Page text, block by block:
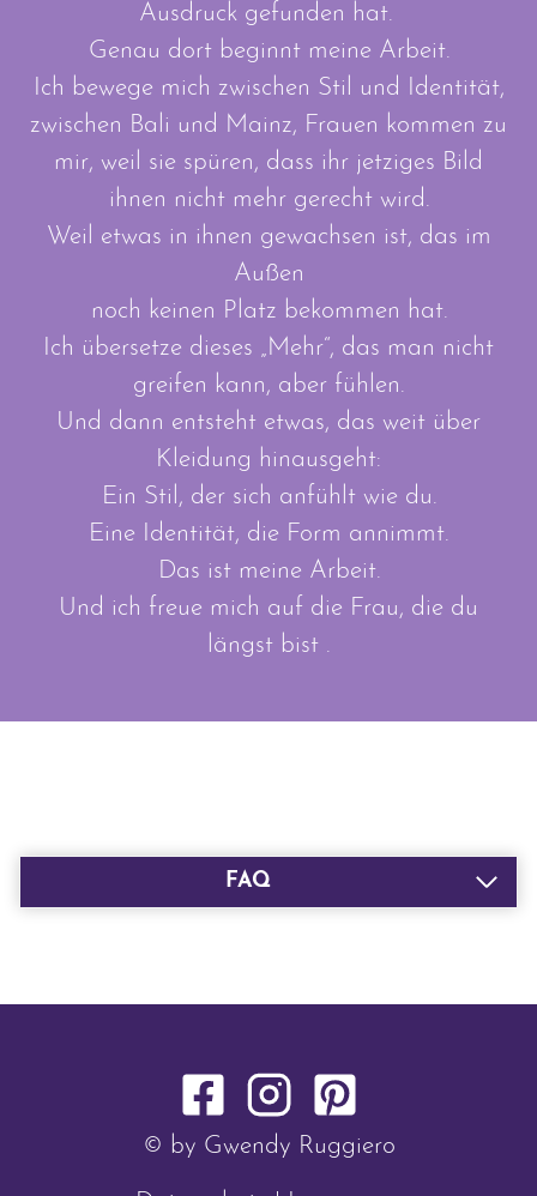
Ausdruck gefunden hat.
Genau dort beginnt meine Arbeit.
Ich bewege mich zwischen Stil und Identität,
zwischen Bali und Mainz, Frauen kommen zu
mir, weil sie spüren, dass ihr jetziges Bild
ihnen nicht mehr gerecht wird.
Weil etwas in ihnen gewachsen ist, das im
Außen
noch keinen Platz bekommen hat.
Ich übersetze dieses „Mehr“, das man nicht
greifen kann, aber fühlen.
Und dann entsteht etwas, das weit über
Kleidung hinausgeht:
Ein Stil, der sich anfühlt wie du.
Eine Identität, die Form annimmt.
Das ist meine Arbeit.
Und ich freue mich auf die Frau, die du
längst bist .
FAQ
© by Gwendy Ruggiero